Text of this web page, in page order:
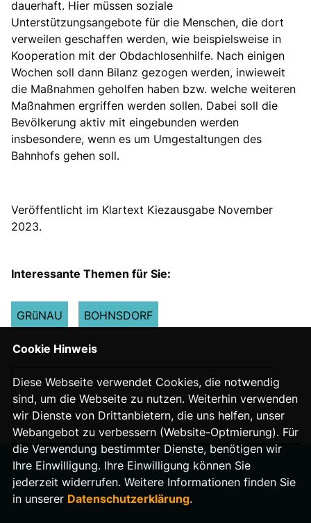
dauerhaft. Hier müssen soziale
Unterstützungsangebote für die Menschen, die dort
verweilen geschaffen werden, wie beispielsweise in
Kooperation mit der Obdachlosenhilfe. Nach einigen
Wochen soll dann Bilanz gezogen werden, inwieweit
die Maßnahmen geholfen haben bzw. welche weiteren
Maßnahmen ergriffen werden sollen. Dabei soll die
Bevölkerung aktiv mit eingebunden werden
insbesondere, wenn es um Umgestaltungen des
Bahnhofs gehen soll.
Veröffentlicht im Klartext Kiezausgabe November
2023.
Interessante Themen für Sie:
GRüNAU BOHNSDORF
Nächster Beitrag
Aus dem Kiez für den Kiez: Der 10-Punkte-Plan
IMPRESSUM
Cookie Hinweis
Diese Webseite verwendet Cookies, die notwendig
sind, um die Webseite zu nutzen. Weiterhin verwenden
wir Dienste von Drittanbietern, die uns helfen, unser
Webangebot zu verbessern (Website-Optmierung). Für
die Verwendung bestimmter Dienste, benötigen wir
Ihre Einwilligung. Ihre Einwilligung können Sie
jederzeit widerrufen. Weitere Informationen finden Sie
in unserer Datenschutzerklärung.